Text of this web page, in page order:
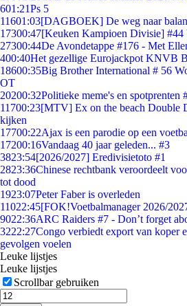
601:21Ps 5
11601:03[DAGBOEK] De weg naar
17300:47[Keuken Kampioen Divisie] #44
27300:44De Avondetappe #176 - Met
400:40Het gezellige Eurojackpot KNVB
18600:35Big Brother International # 56
OT
20200:32Politieke meme's en spotprenten
11700:23[MTV] Ex on the beach Double
kijken
17700:22Ajax is een parodie op een
17200:16Vandaag 40 jaar geleden... #3
3823:54[2026/2027] Eredivisietoto #1
2823:36Chinese rechtbank veroordeelt
tot dood
1923:07Peter Faber is overleden
11022:45[FOK!Voetbalmanager 2026/
9022:36ARC Raiders #7 - Don’t forget
3222:27Congo verbiedt export van koper
gevolgen voelen
Leuke lijstjes
Leuke lijstjes
Scrollbar gebruiken